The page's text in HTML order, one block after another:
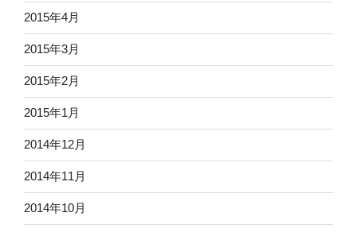
2015年4月
2015年3月
2015年2月
2015年1月
2014年12月
2014年11月
2014年10月